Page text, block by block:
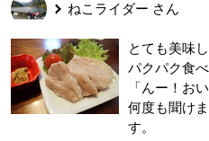
ねこライダー さん
とても美味
パクパク食
「んー！お
何度も聞け
す。